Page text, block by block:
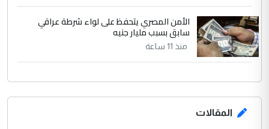
الأمن المصري يتحفظ على لواء شرطة عراقي
سابق بسبب مليار جنيه
منذ 11 ساعة
المقالات